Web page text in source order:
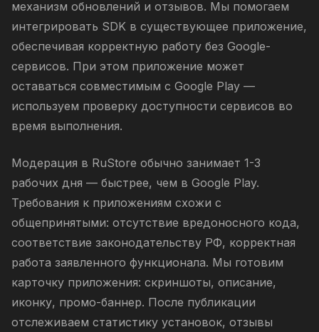
механизм обновлений и отзывов. Мы помогаем
интегрировать SDK в существующее приложение,
обеспечивая корректную работу без Google-
сервисов. При этом приложение может
оставаться совместимым с Google Play —
используем проверку доступности сервисов во
время выполнения.
Модерация в RuStore обычно занимает 1-3
рабочих дня — быстрее, чем в Google Play.
Требования к приложениям схожи с
общепринятыми: отсутствие вредоносного кода,
соответствие законодательству РФ, корректная
работа заявленного функционала. Мы готовим
карточку приложения: скриншоты, описание,
иконку, промо-баннер. После публикации
отслеживаем статистику установок, отзывы